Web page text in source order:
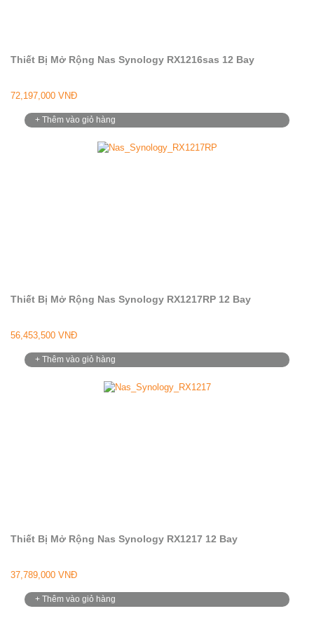
Thiết Bị Mở Rộng Nas Synology RX1216sas 12 Bay
72,197,000 VNĐ
+ Thêm vào giỏ hàng
Thiết Bị Mở Rộng Nas Synology RX1217RP 12 Bay
56,453,500 VNĐ
+ Thêm vào giỏ hàng
Thiết Bị Mở Rộng Nas Synology RX1217 12 Bay
37,789,000 VNĐ
+ Thêm vào giỏ hàng